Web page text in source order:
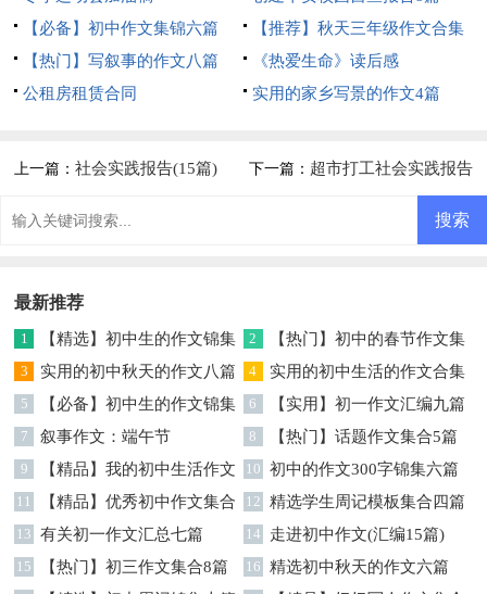
【必备】初中作文集锦六篇
【推荐】秋天三年级作文合集
5篇
【热门】写叙事的作文八篇
《热爱生命》读后感
公租房租赁合同
实用的家乡写景的作文4篇
上一篇：社会实践报告(15篇) 下一篇： 超市打工社会实践报告
最新推荐
1
【精选】初中生的作文锦集
5篇
2
【热门】初中的春节作文集
合6篇
3 实用的初中秋天的作文八篇 4
实用的初中生活的作文合集
6篇
5
【必备】初中生的作文锦集
9篇
6 【实用】初一作文汇编九篇
7 叙事作文：端午节 8 【热门】话题作文集合5篇
9
【精品】我的初中生活作文
锦集十篇
10 初中的作文300字锦集六篇
11
【精品】优秀初中作文集合
九篇
12 精选学生周记模板集合四篇
13 有关初一作文汇总七篇 14 走进初中作文(汇编15篇)
15 【热门】初三作文集合8篇 16 精选初中秋天的作文六篇